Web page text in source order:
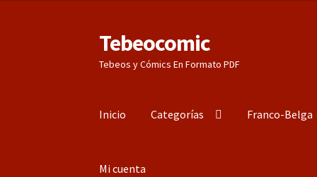
Ir
a
la
Ir
al
contenido
Tebeocomic
Tebeos y Cómics En Formato PDF
Inicio Categorías Franco-Belga
Mi cuenta